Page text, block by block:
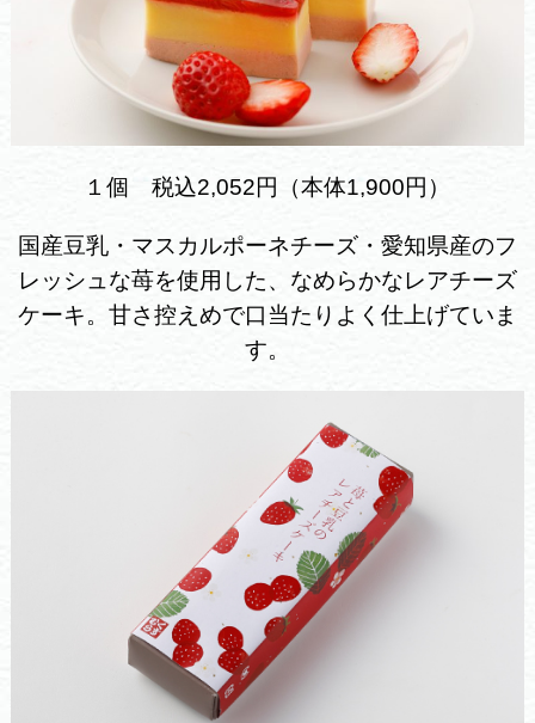
１個 税込2,052円（本体1,900円）
国産豆乳・マスカルポーネチーズ・愛知県産のフ
レッシュな苺を使用した、なめらかなレアチーズ
ケーキ。甘さ控えめで口当たりよく仕上げていま
す。